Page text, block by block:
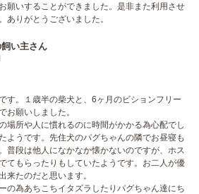
願いすることができました。是非また利用させ
ありがとうございました。
い主さん
す。１歳半の柴犬と、6ヶ月のビションフリー
お願いしました。
場所や人に慣れるのに時間がかかる為心配でし
ようです。先住犬のパグちゃんの隣でお昼寝も
普段は他人になかなか懐かないのですが、ホス
てもらったりもしていたようです。お二人が優
来たのだと思います。
の為あちこちイタズラしたりパグちゃん達にち